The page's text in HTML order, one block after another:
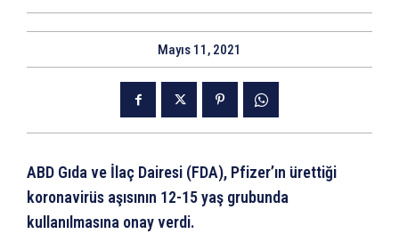
Mayıs 11, 2021
ABD Gıda ve İlaç Dairesi (FDA), Pfizer’ın ürettiği
koronavirüs aşısının 12-15 yaş grubunda
kullanılmasına onay verdi.